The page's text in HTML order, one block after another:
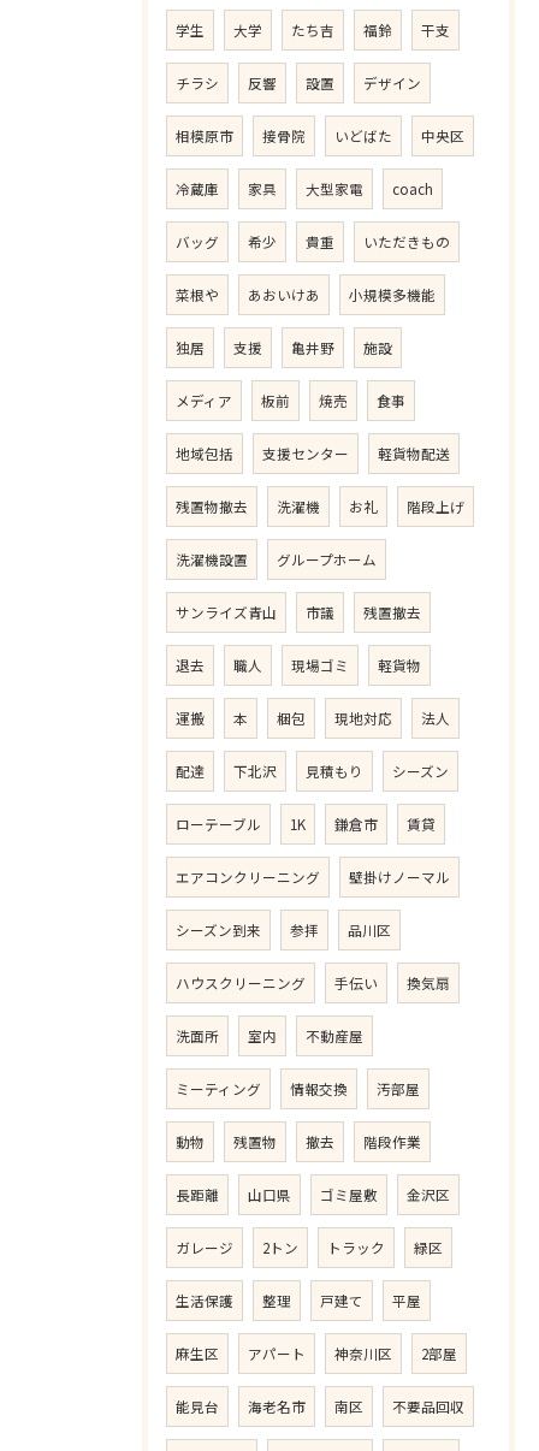
学生 大学 たち吉 福鈴 干支
チラシ 反響 設置 デザイン
相模原市 接骨院 いどばた 中央区
冷蔵庫 家具 大型家電 coach
バッグ 希少 貴重 いただきもの
菜根や あおいけあ 小規模多機能
独居 支援 亀井野 施設
メディア 板前 焼売 食事
地域包括 支援センター 軽貨物配送
残置物撤去 洗濯機 お礼 階段上げ
洗濯機設置 グループホーム
サンライズ青山 市議 残置撤去
退去 職人 現場ゴミ 軽貨物
運搬 本 梱包 現地対応 法人
配達 下北沢 見積もり シーズン
ローテーブル 1K 鎌倉市 賃貸
エアコンクリーニング 壁掛けノーマル
シーズン到来 参拝 品川区
ハウスクリーニング 手伝い 換気扇
洗面所 室内 不動産屋
ミーティング 情報交換 汚部屋
動物 残置物 撤去 階段作業
長距離 山口県 ゴミ屋敷 金沢区
ガレージ 2トン トラック 緑区
生活保護 整理 戸建て 平屋
麻生区 アパート 神奈川区 2部屋
能見台 海老名市 南区 不要品回収